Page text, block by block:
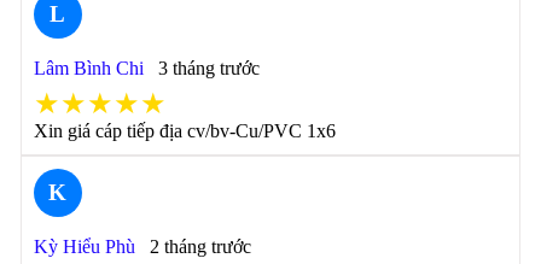
L
Lâm Bình Chi 3 tháng trước
★★★★★
Xin giá cáp tiếp địa cv/bv-Cu/PVC 1x6
K
Kỳ Hiểu Phù 2 tháng trước